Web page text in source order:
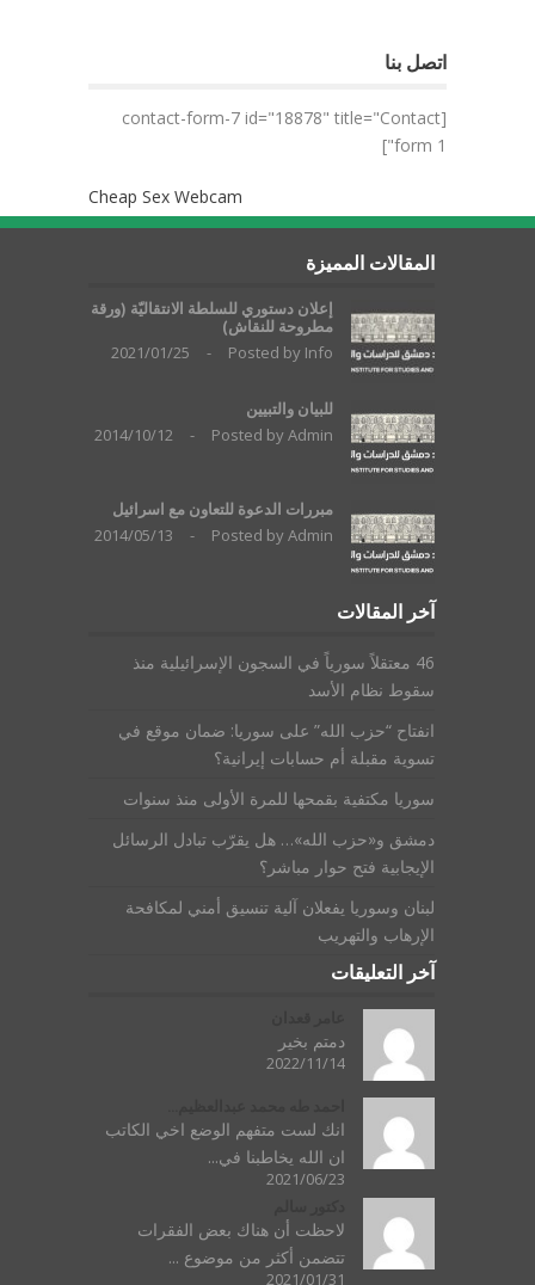
اتصل بنا
[contact-form-7 id="18878" title="Contact
form 1"]
Cheap Sex Webcam
المقالات المميزة
إعلان دستوري للسلطة الانتقاليّة (ورقة
مطروحة للنقاش)
Posted by Info
-
2021/01/25
للبيان والتبيين
Posted byAdmin
-
2014/10/12
مبررات الدعوة للتعاون مع اسرائيل
Posted byAdmin
-
2014/05/13
آخر المقالات
46 معتقلاً سورياً في السجون الإسرائيلية منذ
سقوط نظام الأسد
انفتاح “حزب الله” على سوريا: ضمان موقع في
تسوية مقبلة أم حسابات إيرانية؟
سوريا مكتفية بقمحها للمرة الأولى منذ سنوات
دمشق و«حزب الله»… هل يقرّب تبادل الرسائل
الإيجابية فتح حوار مباشر؟
لبنان وسوريا يفعلان آلية تنسيق أمني لمكافحة
الإرهاب والتهريب
آخر التعليقات
دمتم بخير
2022/11/14
انك لست متفهم الوضع اخي الكاتب
ان الله يخاطبنا في...
2021/06/23
لاحظت أن هناك بعض الفقرات
تتضمن أكثر من موضوع ...
2021/01/31